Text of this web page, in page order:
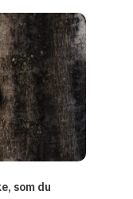
som du